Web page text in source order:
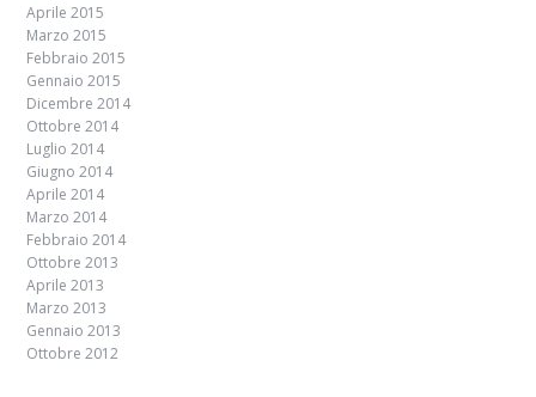
Aprile 2015
Marzo 2015
Febbraio 2015
Gennaio 2015
Dicembre 2014
Ottobre 2014
Luglio 2014
Giugno 2014
Aprile 2014
Marzo 2014
Febbraio 2014
Ottobre 2013
Aprile 2013
Marzo 2013
Gennaio 2013
Ottobre 2012